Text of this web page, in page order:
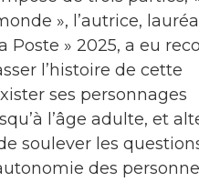
», l’autrice,
Poste » 2025, a eu
l’histoire de cette
ses personnages
l’âge adulte, et
soulever les
des